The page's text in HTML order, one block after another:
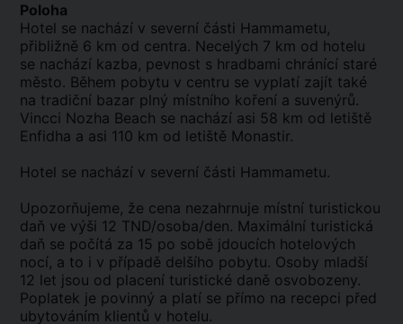
Poloha
Hotel se nachází v severní části Hammametu,
přibližně 6 km od centra. Necelých 7 km od hotelu
se nachází kazba, pevnost s hradbami chránící staré
město. Během pobytu v centru se vyplatí zajít také
na tradiční bazar plný místního koření a suvenýrů.
Vincci Nozha Beach se nachází asi 58 km od letiště
Enfidha a asi 110 km od letiště Monastir.
Hotel se nachází v severní části Hammametu.
Upozorňujeme, že cena nezahrnuje místní turistickou
daň ve výši 12 TND/osoba/den. Maximální turistická
daň se počítá za 15 po sobě jdoucích hotelových
nocí, a to i v případě delšího pobytu. Osoby mladší
12 let jsou od placení turistické daně osvobozeny.
Poplatek je povinný a platí se přímo na recepci před
ubytováním klientů v hotelu.